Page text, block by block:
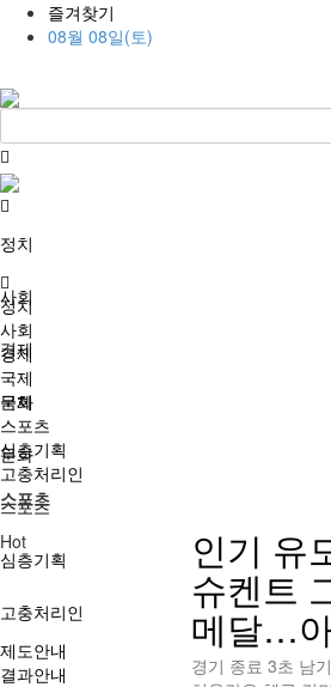
즐겨찾기
08월 08일(토)
정치
사회
경제
국제
문화
스포츠
심층기획
고충처리인
제도안내
결과안내
정치
사회
경제
국제
문화
스포츠
심층기획
고충처리인
스포츠
Hot
인기 유
슈켄트
메달…
경기 종료 3초 남